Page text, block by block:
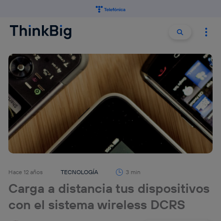
Buscar
Hace 12 años TECNOLOGÍA 3 min
Carga a distancia tus dispositivos
con el sistema wireless DCRS